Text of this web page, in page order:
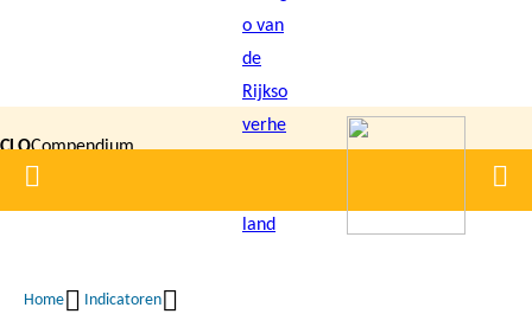
inhoud
gaan
CLOCompendium
voor de
Home
Home Indicatoren